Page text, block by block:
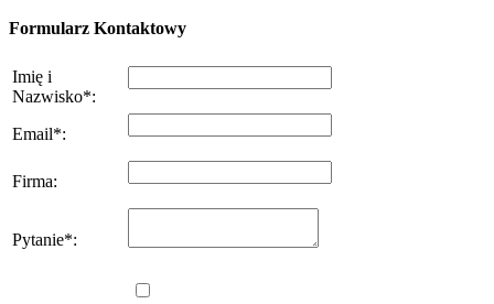
Formularz Kontaktowy
Imię i
Nazwisko*:
Email*:
Firma:
Pytanie*: